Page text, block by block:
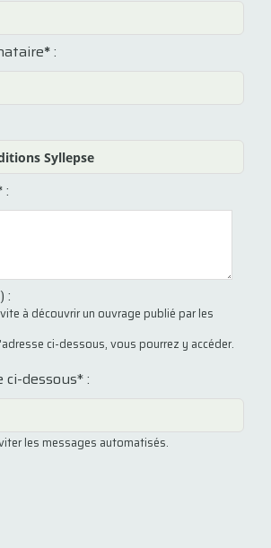
*:
:
:
à découvrir un ouvrage publié par les
ci-dessous, vous pourrez y accéder.
ci-dessous* :
les messages automatisés.